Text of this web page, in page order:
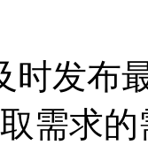
时发布
需求